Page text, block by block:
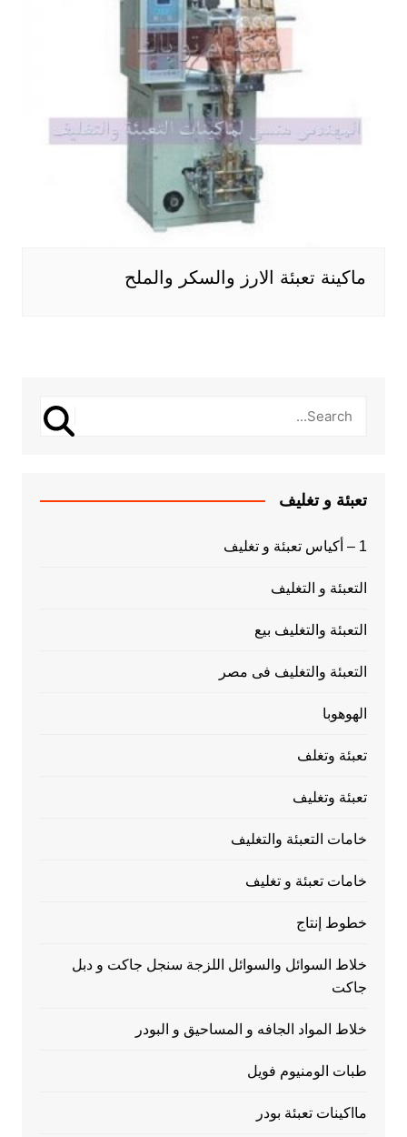
ماكينة تعبئة الارز والسكر والملح
تعبئة و تغليف
1 – أكياس تعبئة و تغليف
التعبئة و التغليف
التعبئة والتغليف بيع
التعبئة والتغليف فى مصر
الهوهوبا
تعبئة وتغلف
تعبئة وتغليف
خامات التعبئة والتغليف
خامات تعبئة و تغليف
خطوط إنتاج
خلاط السوائل والسوائل اللزجة سنجل جاكت و دبل
جاكت
خلاط المواد الجافه و المساحيق و البودر
طبات الومنيوم فويل
مااكينات تعبئة بودر